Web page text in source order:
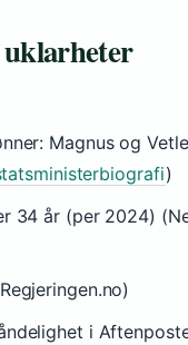
Magnus og Vetle
)
34 år (per 2024)
i